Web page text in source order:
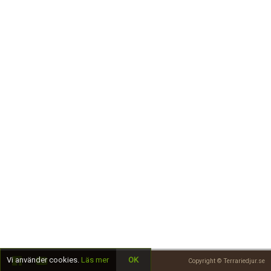
Copyright © Terrariedjur.se
Vi använder cookies. Läs mer OK